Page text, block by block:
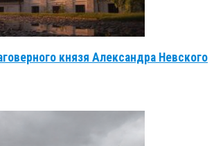
князя Александра Невского